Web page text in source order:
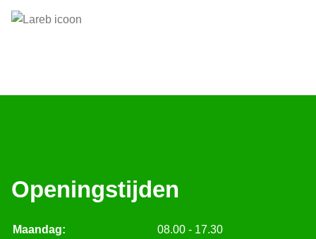
Openingstijden
Maandag:
08.00 - 17.30